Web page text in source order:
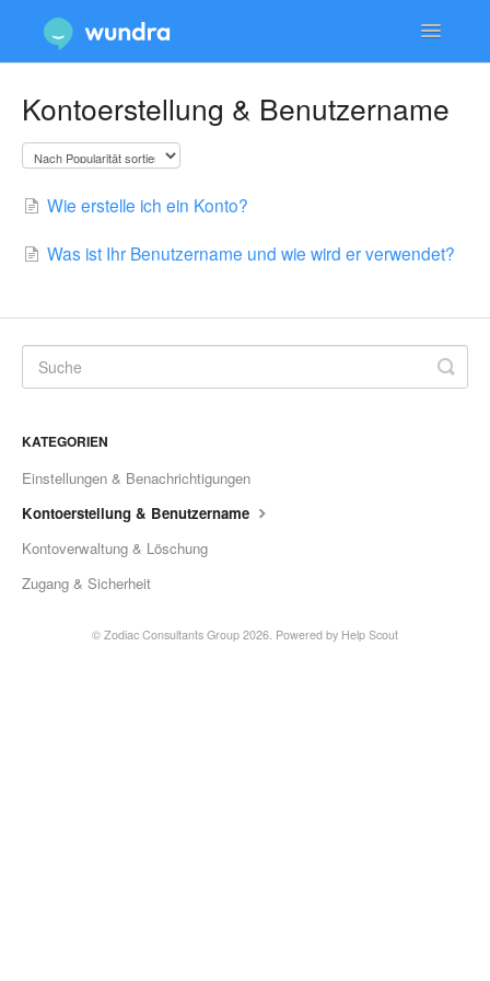
Toggle
Konto & Anmeldung
Datenschutz & Sicherheit
Kontoerstellung & Benutzername
Wie erstelle ich ein Konto?
Was ist Ihr Benutzername und wie wird er verwendet?
KATEGORIEN
Einstellungen & Benachrichtigungen
Kontoerstellung & Benutzername
Kontoverwaltung & Löschung
Zugang & Sicherheit
© Zodiac Consultants Group 2026. Powered by Help Scout